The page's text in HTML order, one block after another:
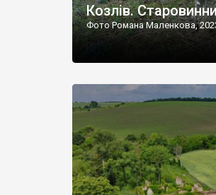
Козлів.
Фото Романа Маленкова,